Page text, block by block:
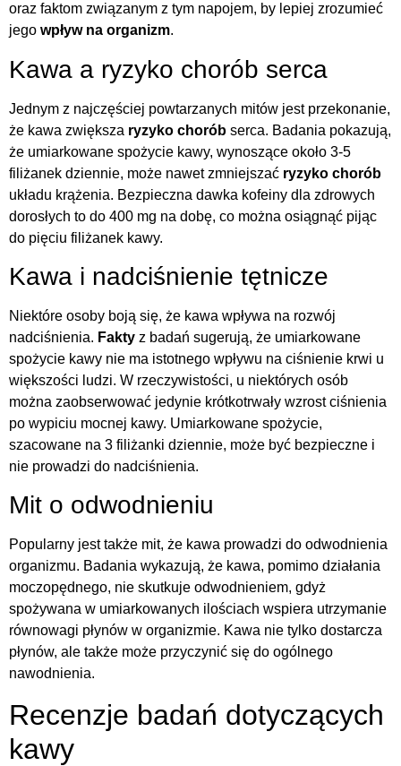
oraz faktom związanym z tym napojem, by lepiej zrozumieć
jego wpływ na organizm.
Kawa a ryzyko chorób serca
Jednym z najczęściej powtarzanych mitów jest przekonanie,
że kawa zwiększa ryzyko chorób serca. Badania pokazują,
że umiarkowane spożycie kawy, wynoszące około 3-5
filiżanek dziennie, może nawet zmniejszać ryzyko chorób
układu krążenia. Bezpieczna dawka kofeiny dla zdrowych
dorosłych to do 400 mg na dobę, co można osiągnąć pijąc
do pięciu filiżanek kawy.
Kawa i nadciśnienie tętnicze
Niektóre osoby boją się, że kawa wpływa na rozwój
nadciśnienia. Fakty z badań sugerują, że umiarkowane
spożycie kawy nie ma istotnego wpływu na ciśnienie krwi u
większości ludzi. W rzeczywistości, u niektórych osób
można zaobserwować jedynie krótkotrwały wzrost ciśnienia
po wypiciu mocnej kawy. Umiarkowane spożycie,
szacowane na 3 filiżanki dziennie, może być bezpieczne i
nie prowadzi do nadciśnienia.
Mit o odwodnieniu
Popularny jest także mit, że kawa prowadzi do odwodnienia
organizmu. Badania wykazują, że kawa, pomimo działania
moczopędnego, nie skutkuje odwodnieniem, gdyż
spożywana w umiarkowanych ilościach wspiera utrzymanie
równowagi płynów w organizmie. Kawa nie tylko dostarcza
płynów, ale także może przyczynić się do ogólnego
nawodnienia.
Recenzje badań dotyczących
kawy